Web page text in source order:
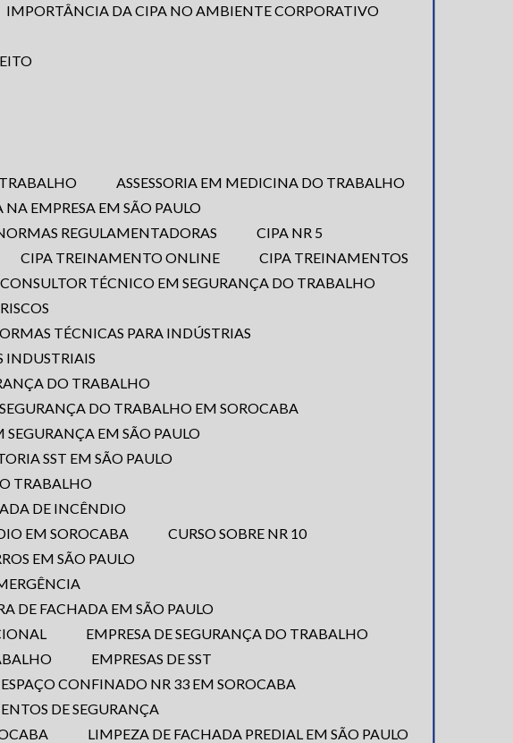
IMPORTÂNCIA DA CIPA NO AMBIENTE CORPORATIVO
TRABALHO
ASSESSORIA EM MEDICINA DO TRABALHO
NA EMPRESA EM SÃO PAULO
NORMAS REGULAMENTADORAS
CIPA NR 5
CIPA TREINAMENTO ONLINE
CIPA TREINAMENTOS
CONSULTOR TÉCNICO EM SEGURANÇA DO TRABALHO
TÉCNICAS PARA INDÚSTRIAS
INDUSTRIAIS
DO TRABALHO
SEGURANÇA DO TRABALHO EM SOROCABA
SEGURANÇA EM SÃO PAULO
SST EM SÃO PAULO
TRABALHO
DE INCÊNDIO
EM SOROCABA
CURSO SOBRE NR 10
EM SÃO PAULO
DE FACHADA EM SÃO PAULO
EMPRESA DE SEGURANÇA DO TRABALHO
EMPRESAS DE SST
ESPAÇO CONFINADO NR 33 EM SOROCABA
DE SEGURANÇA
LIMPEZA DE FACHADA PREDIAL EM SÃO PAULO